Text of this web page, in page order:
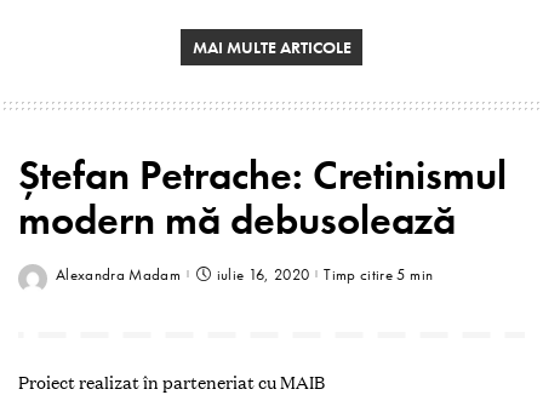
MAI MULTE ARTICOLE
Ștefan Petrache: Cretinismul
modern mă debusolează
Alexandra Madam iulie 16, 2020 Timp citire 5 min
Proiect realizat în parteneriat cu MAIB